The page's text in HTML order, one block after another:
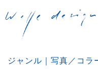
ジャンル｜写真／コラ